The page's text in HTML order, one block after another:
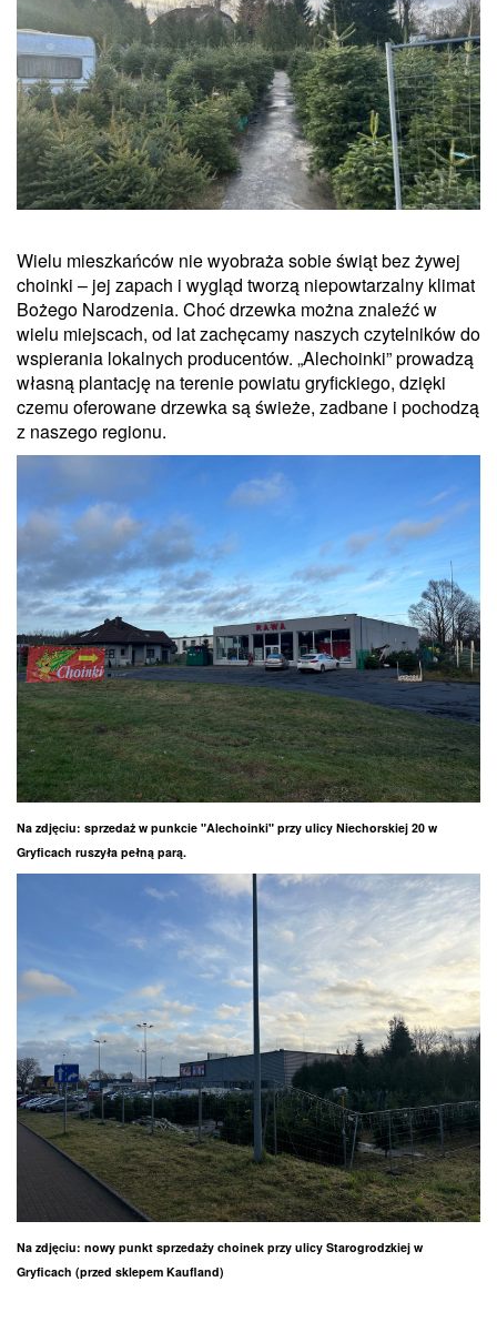
Wielu mieszkańców nie wyobraża sobie świąt bez żywej
choinki – jej zapach i wygląd tworzą niepowtarzalny klimat
Bożego Narodzenia. Choć drzewka można znaleźć w
wielu miejscach, od lat zachęcamy naszych czytelników do
wspierania lokalnych producentów. „Alechoinki” prowadzą
własną plantację na terenie powiatu gryfickiego, dzięki
czemu oferowane drzewka są świeże, zadbane i pochodzą
z naszego regionu.
Na zdjęciu: sprzedaż w punkcie "Alechoinki" przy ulicy Niechorskiej 20 w
Gryficach ruszyła pełną parą.
Na zdjęciu: nowy punkt sprzedaży choinek przy ulicy Starogrodzkiej w
Gryficach (przed sklepem Kaufland)